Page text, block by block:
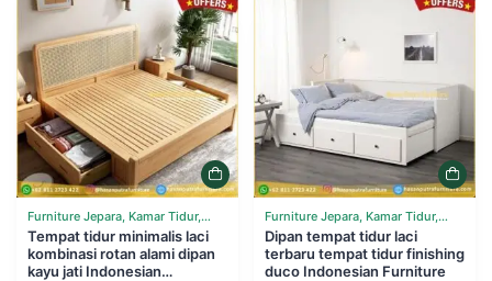
Furniture Jepara, Kamar Tidur,
Tempat Tidur
Tempat tidur minimalis laci
kombinasi rotan alami dipan
kayu jati Indonesian
Furniture Jepara, Kamar Tidur,
Tempat Tidur
Dipan tempat tidur laci
terbaru tempat tidur finishing
duco Indonesian Furniture